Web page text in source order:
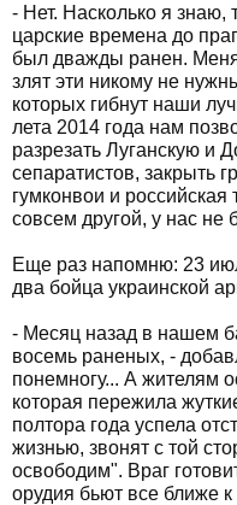
- Нет. Насколько я знаю,
царские времена до
был дважды ранен.
злят эти никому не
которых гибнут наши
лета 2014 года нам
разрезать Луганскую и
сепаратистов, закрыть
гумконвои и
совсем другой, у нас не
Еще раз напомню: 23
два бойца украинской
- Месяц назад в нашем
восемь раненых, -
понемногу... А жителям
которая пережила
полтора года успела
жизнью, звонят с той
освободим". Враг
орудия бьют все ближе